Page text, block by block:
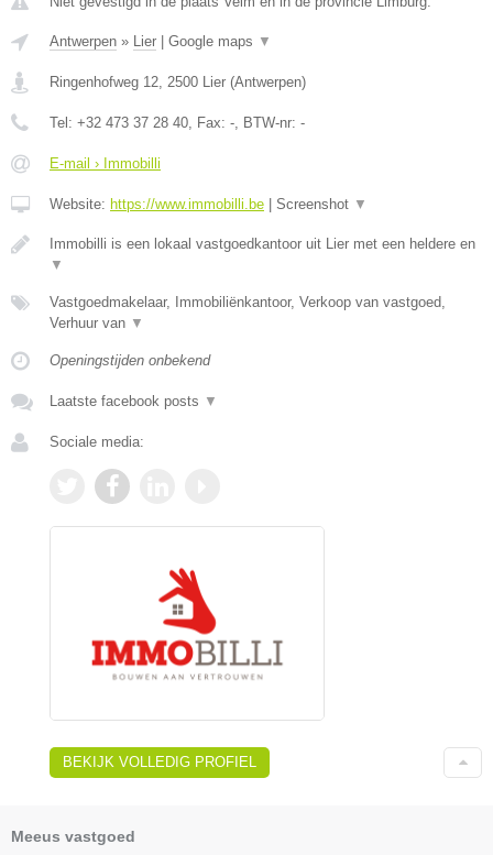
Antwerpen » Lier Google maps ▼
Ringenhofweg 12, 2500 Lier (Antwerpen)
Tel: +32 473 37 28 40, Fax: -, BTW-nr: -
E-mail › Immobilli
Website: https://www.immobilli.be Screenshot ▼
Immobilli is een lokaal vastgoedkantoor uit Lier met een heldere en
▼
Vastgoedmakelaar, Immobiliënkantoor, Verkoop van vastgoed,
Verhuur van ▼
Openingstijden onbekend
Laatste facebook posts ▼
Sociale media:
BEKIJK VOLLEDIG PROFIEL
Meeus vastgoed